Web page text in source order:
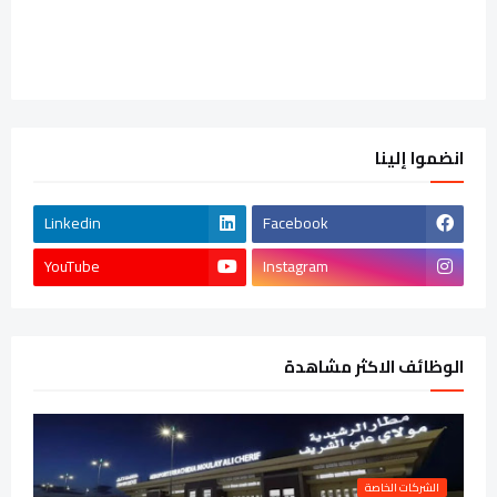
انضموا إلينا
Facebook
Linkedin
Instagram
YouTube
الوظائف الاكثر مشاهدة
الشركات الخاصة